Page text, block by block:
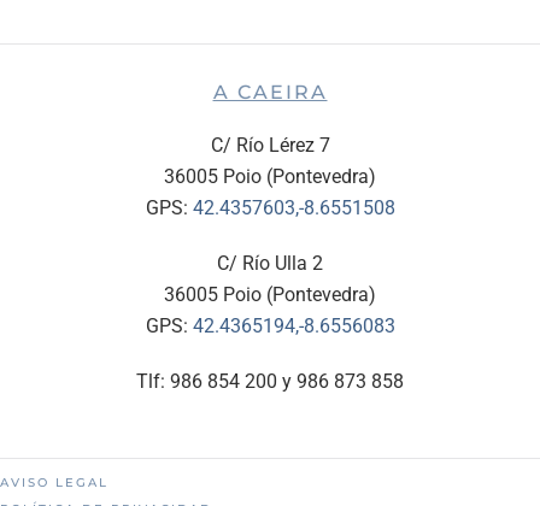
A CAEIRA
C/ Río Lérez 7
36005 Poio (Pontevedra)
GPS: 42.4357603,-8.6551508
C/ Río Ulla 2
36005 Poio (Pontevedra)
GPS: 42.4365194,-8.6556083
Tlf: 986 854 200 y 986 873 858
AVISO LEGAL